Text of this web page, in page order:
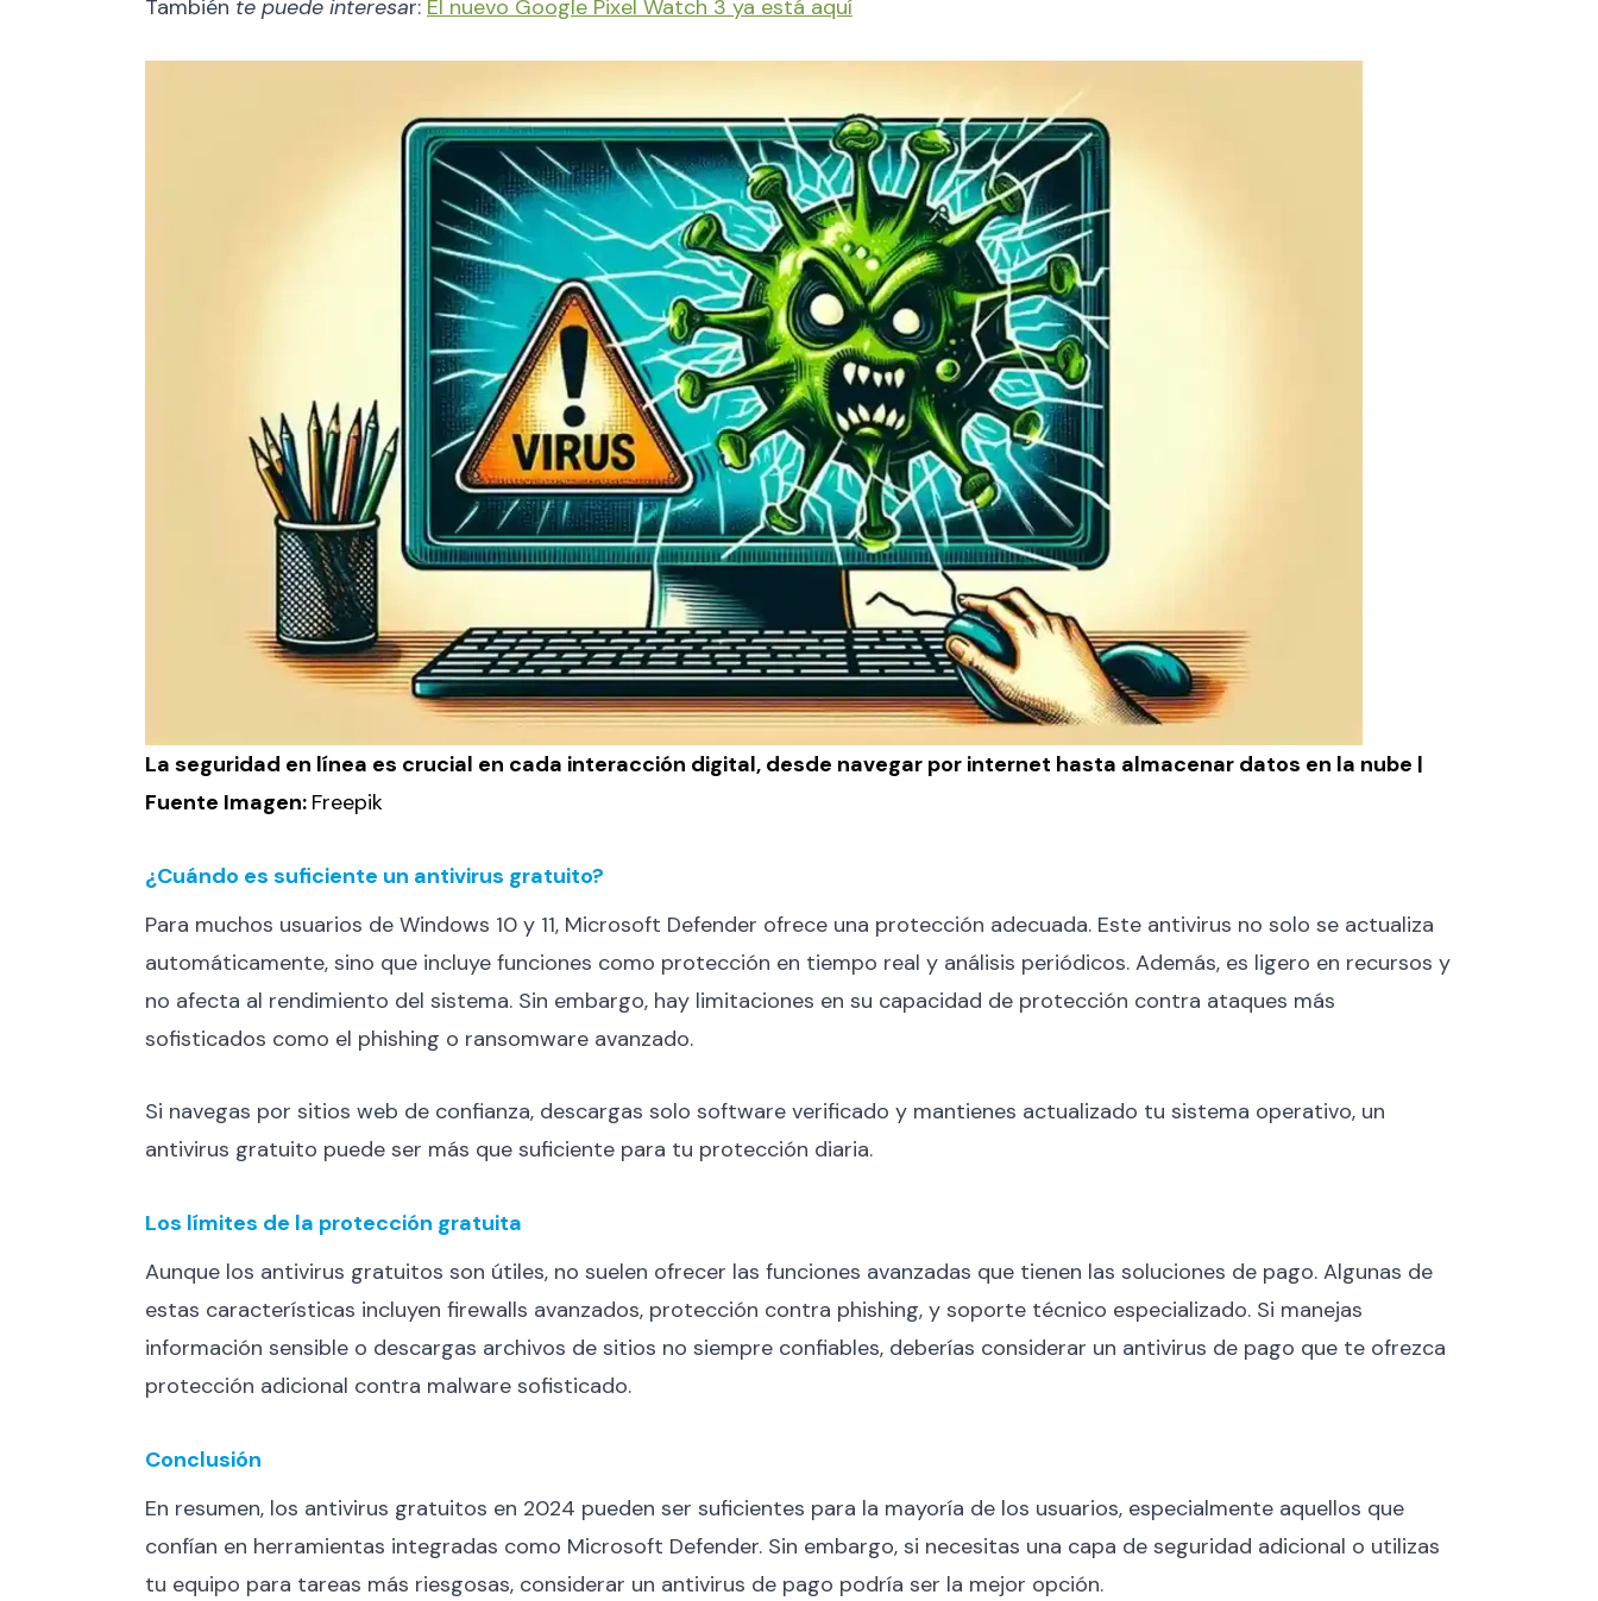
También te puede interesar: El nuevo Google Pixel Watch 3 ya está aquí
La seguridad en línea es crucial en cada interacción digital, desde navegar por internet hasta almacenar datos en la nube |
Fuente Imagen: Freepik
¿Cuándo es suficiente un antivirus gratuito?
Para muchos usuarios de Windows 10 y 11, Microsoft Defender ofrece una protección adecuada. Este antivirus no solo se actualiza
automáticamente, sino que incluye funciones como protección en tiempo real y análisis periódicos. Además, es ligero en recursos y
no afecta al rendimiento del sistema​. Sin embargo, hay limitaciones en su capacidad de protección contra ataques más
sofisticados como el phishing o ransomware avanzado.
Si navegas por sitios web de confianza, descargas solo software verificado y mantienes actualizado tu sistema operativo, un
antivirus gratuito puede ser más que suficiente para tu protección diaria​.
Los límites de la protección gratuita
Aunque los antivirus gratuitos son útiles, no suelen ofrecer las funciones avanzadas que tienen las soluciones de pago. Algunas de
estas características incluyen firewalls avanzados, protección contra phishing, y soporte técnico especializado. Si manejas
información sensible o descargas archivos de sitios no siempre confiables, deberías considerar un antivirus de pago que te ofrezca
protección adicional contra malware sofisticado​.
Conclusión
En resumen, los antivirus gratuitos en 2024 pueden ser suficientes para la mayoría de los usuarios, especialmente aquellos que
confían en herramientas integradas como Microsoft Defender. Sin embargo, si necesitas una capa de seguridad adicional o utilizas
tu equipo para tareas más riesgosas, considerar un antivirus de pago podría ser la mejor opción.